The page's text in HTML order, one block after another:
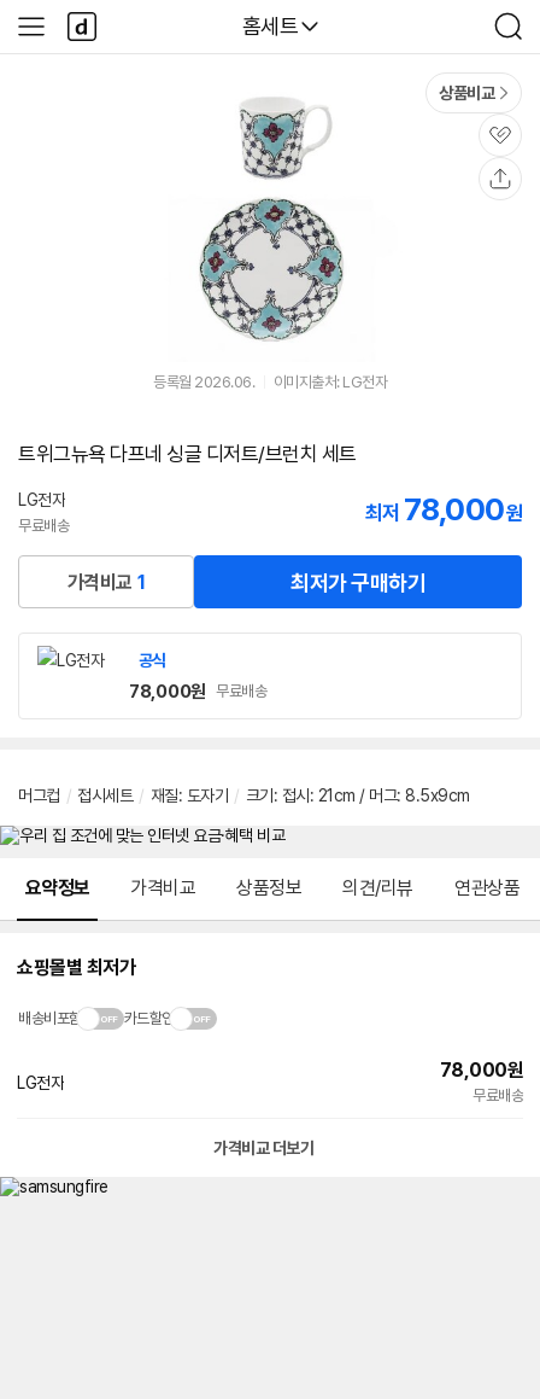
다나와
홈세트
검
색
사
이
다
나
와
상품비교
관
심
등록월 2026.06. 이미지출처: LG전자
트위그뉴욕 다프네 싱글 디저트/브런치 세트
LG전자
무료배송
최저 78,000원
가격비교 1 최저가 구매하기
공식
78,000원 무료배송
머그컵 / 접시세트 / 재질: 도자기 / 크기 : 접시: 21cm / 머그: 8.5x9cm
요약정보 가격비교 상품정보 의견/리뷰 연관상품
쇼핑몰별 최저가
배송비포함 카드할인
LG전자
78,000원
무료배송
가격비교 더보기